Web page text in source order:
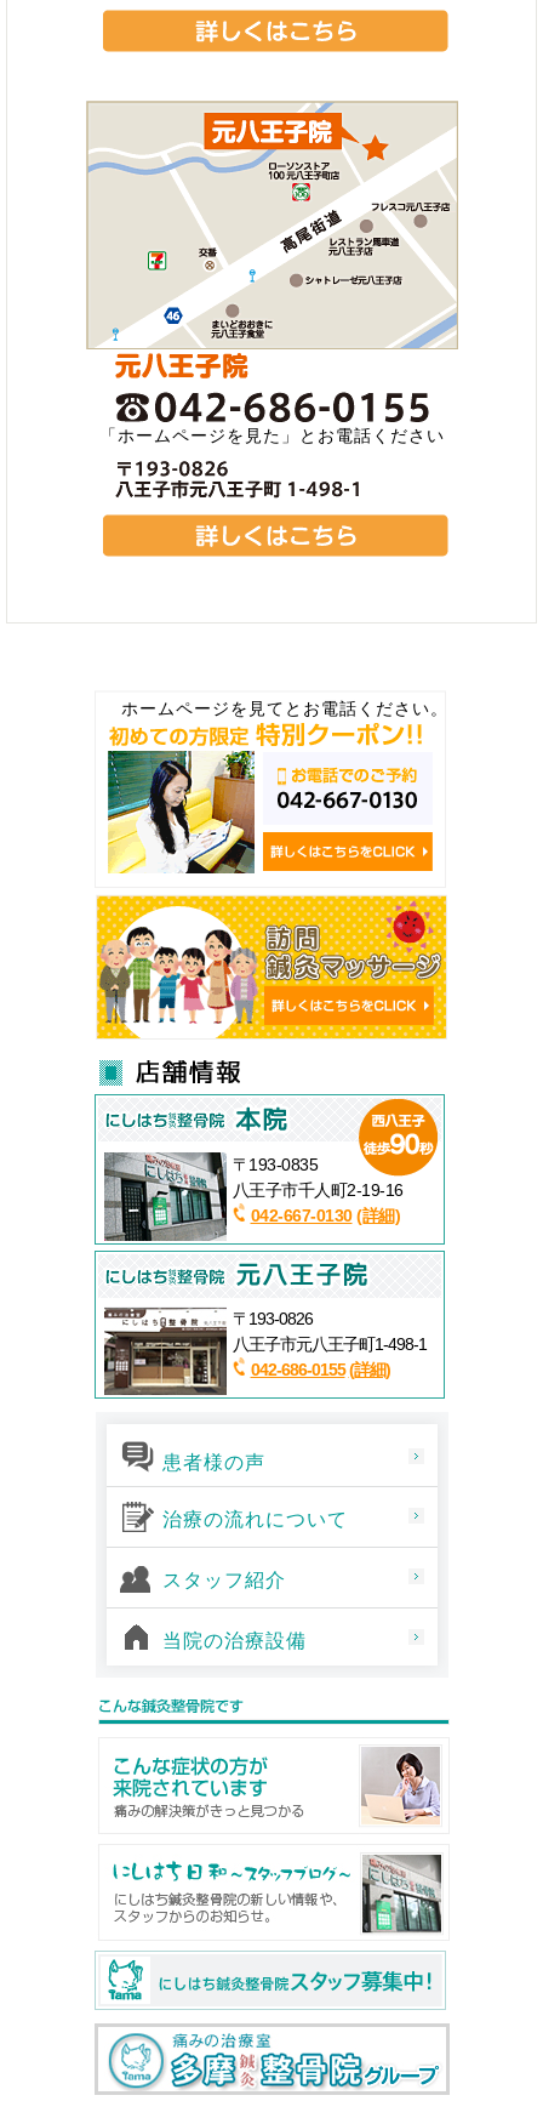
「ホームページを見た」とお電話ください
ホームページを見てとお電話ください。
〒193-0835
八王子市千人町2-19-16
042-667-0130 (詳細)
〒193-0826
八王子市元八王子町1-498-1
042-686-0155 (詳細)
患者様の声
治療の流れについて
スタッフ紹介
当院の治療設備